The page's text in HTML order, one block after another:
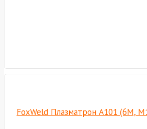
FoxWeld Плазматрон А101 (6М,